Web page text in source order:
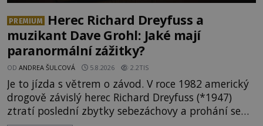
PREMIUM
Herec Richard Dreyfuss a
muzikant Dave Grohl: Jaké mají
paranormální zážitky?
OD ANDREA ŠULCOVÁ 5.8.2026 2.2TIS
Je to jízda s větrem o závod. V roce 1982 americký
drogově závislý herec Richard Dreyfuss (*1947)
ztratí poslední zbytky sebezáchovy a prohání se